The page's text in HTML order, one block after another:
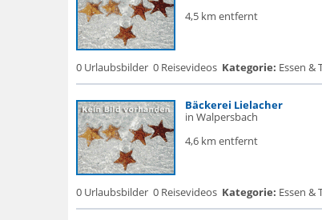
4,5 km entfernt
0 Urlaubsbilder 0 Reisevideos Kategorie: Essen &
Bäckerei Lielacher
in Walpersbach
4,6 km entfernt
0 Urlaubsbilder 0 Reisevideos Kategorie: Essen &